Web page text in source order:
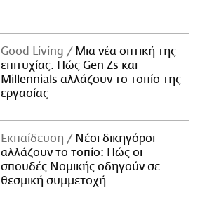
Good Living
Μια νέα οπτική της
επιτυχίας: Πώς Gen Zs και
Millennials αλλάζουν το τοπίο της
εργασίας
Εκπαίδευση
Νέοι δικηγόροι
αλλάζουν το τοπίο: Πώς οι
σπουδές Νομικής οδηγούν σε
θεσμική συμμετοχή